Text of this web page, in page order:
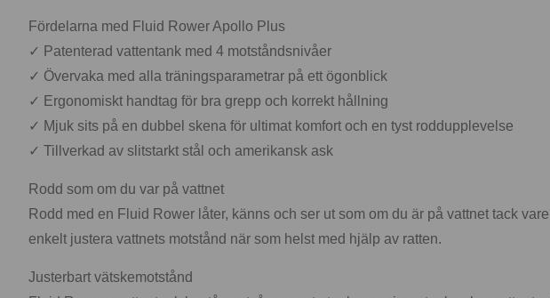
Fördelarna med Fluid Rower Apollo Plus
✓ Patenterad vattentank med 4 motståndsnivåer
✓ Övervaka med alla träningsparametrar på ett ögonblick
✓ Ergonomiskt handtag för bra grepp och korrekt hållning
✓ Mjuk sits på en dubbel skena för ultimat komfort och en tyst roddupplevelse
✓ Tillverkad av slitstarkt stål och amerikansk ask
Rodd som om du var på vattnet
Rodd med en Fluid Rower låter, känns och ser ut som om du är på vattnet tack
enkelt justera vattnets motstånd när som helst med hjälp av ratten.
Justerbart vätskemotstånd